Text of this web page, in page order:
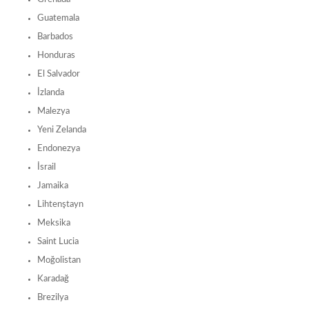
Guatemala
Barbados
Honduras
El Salvador
İzlanda
Malezya
Yeni Zelanda
Endonezya
İsrail
Jamaika
Lihtenştayn
Meksika
Saint Lucia
Moğolistan
Karadağ
Brezilya